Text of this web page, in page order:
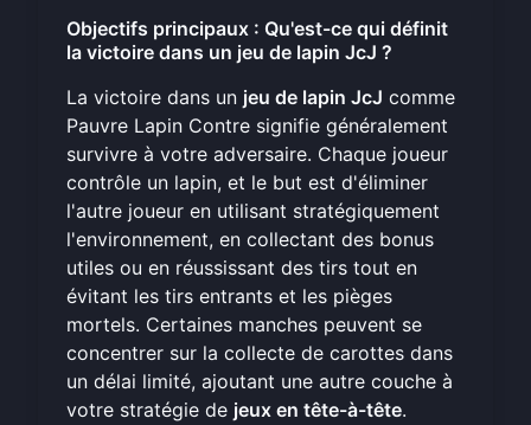
Objectifs principaux : Qu'est-ce qui définit
la victoire dans un jeu de lapin JcJ ?
La victoire dans un jeu de lapin JcJ comme
Pauvre Lapin Contre signifie généralement
survivre à votre adversaire. Chaque joueur
contrôle un lapin, et le but est d'éliminer
l'autre joueur en utilisant stratégiquement
l'environnement, en collectant des bonus
utiles ou en réussissant des tirs tout en
évitant les tirs entrants et les pièges
mortels. Certaines manches peuvent se
concentrer sur la collecte de carottes dans
un délai limité, ajoutant une autre couche à
votre stratégie de jeux en tête-à-tête.